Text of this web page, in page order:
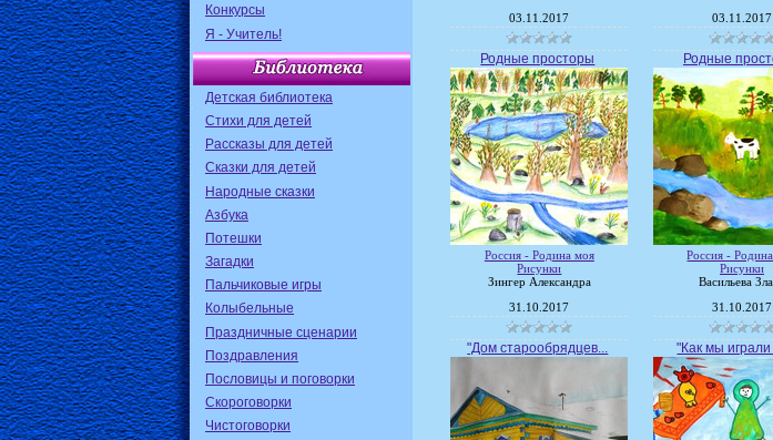
Конкурсы
Я - Учитель!
Детская библиотека
Стихи для детей
Рассказы для детей
Сказки для детей
Народные сказки
Азбука
Потешки
Загадки
Пальчиковые игры
Колыбельные
Праздничные сценарии
Поздравления
Пословицы и поговорки
Скороговорки
Чистоговорки
03.11.2017 03.11.2017
Родные просторы
Россия - Родина моя
Рисунки
Зингер Александра
31.10.2017
Родные
Россия -
Рисунки
Васильева
31.10.2017
"Дом старообрядцев... "Как мы играли